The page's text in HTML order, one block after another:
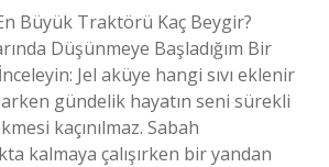
Büyük Traktörü Kaç Beygir?
Düşünmeye Başladığım Bir
Jel aküye hangi sıvı eklenir
gündelik hayatın seni sürekli
kaçınılmaz. Sabah
kalmaya çalışırken bir yandan